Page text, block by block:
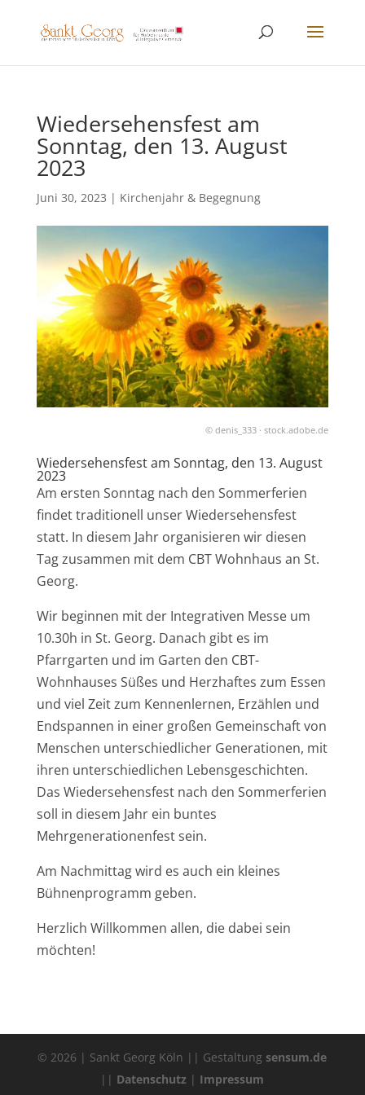
Wiedersehensfest am
Sonntag, den 13. August
2023
Juni 30, 2023 | Kirchenjahr & Begegnung
© denis_333 · stock.adobe.de
Wiedersehensfest am Sonntag, den 13. August
2023
Am ersten Sonntag nach den Sommerferien
findet traditionell unser Wiedersehensfest
statt. In diesem Jahr organisieren wir diesen
Tag zusammen mit dem CBT Wohnhaus an St.
Georg.
Wir beginnen mit der Integrativen Messe um
10.30h in St. Georg. Danach gibt es im
Pfarrgarten und im Garten den CBT-
Wohnhauses Süßes und Herzhaftes zum Essen
und viel Zeit zum Kennenlernen, Erzählen und
Endspannen in einer großen Gemeinschaft von
Menschen unterschiedlicher Generationen, mit
ihren unterschiedlichen Lebensgeschichten.
Das Wiedersehensfest nach den Sommerferien
soll in diesem Jahr ein buntes
Mehrgenerationenfest sein.
Am Nachmittag wird es auch ein kleines
Bühnenprogramm geben.
Herzlich Willkommen allen, die dabei sein
möchten!
© 2026 | Sankt Georg Köln || Gestaltungsensum.de
|| Datenschutz | Impressum